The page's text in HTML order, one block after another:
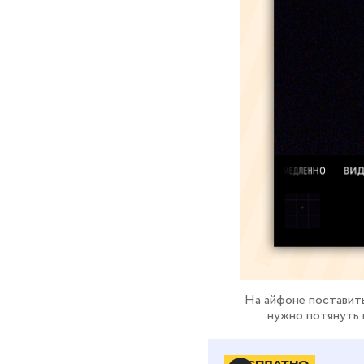
На айфоне
нужно потянуть